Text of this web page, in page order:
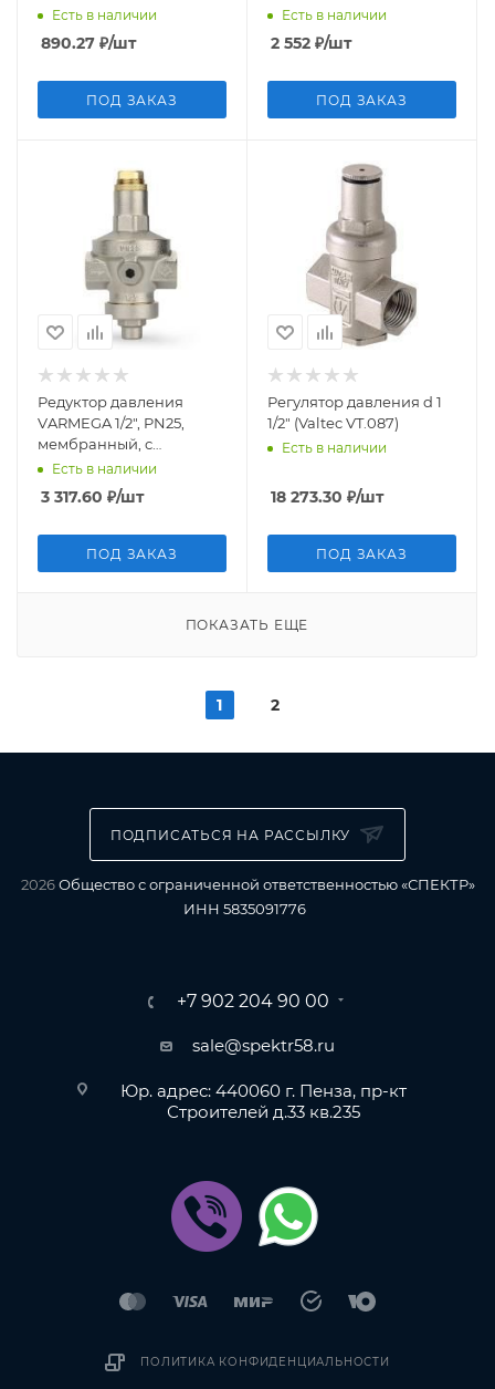
Есть в наличии
890.27 ₽/шт
ПОД ЗАКАЗ
присоединением к
манометру, VM12603
Есть в наличии
2 552 ₽/шт
ПОД ЗАКАЗ
Редуктор давления
VARMEGA 1/2", PN25,
мембранный, с
присоединением к
манометру, VM12801
Есть в наличии
3 317.60 ₽/шт
ПОД ЗАКАЗ
Регулятор давления d 1
1/2" (Valtec VT.087)
Есть в наличии
18 273.30 ₽/шт
ПОД ЗАКАЗ
ПОКАЗАТЬ ЕЩЕ
1 2
ПОДПИСАТЬСЯ НА РАССЫЛКУ
2026Общество с ограниченной ответственностью «СПЕКТР»
ИНН 5835091776
+7 902 204 90 00
sale@spektr58.ru
Юр. адрес: 440060 г. Пенза, пр-кт
Строителей д.33 кв.235
ПОЛИТИКА КОНФИДЕНЦИАЛЬНОСТИ